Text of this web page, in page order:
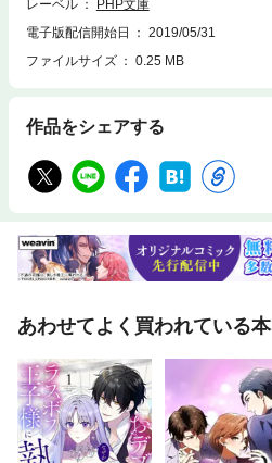
レーベル
PHP文庫
電子版配信開始日
2019/05/31
ファイルサイズ
0.25 MB
作品をシェアする
あわせてよく買われている本